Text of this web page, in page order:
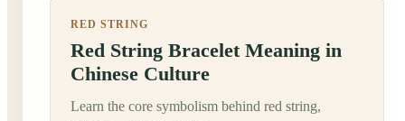
RED STRING
Red String Bracelet Meaning in
Chinese Culture
Learn the core symbolism behind red string,